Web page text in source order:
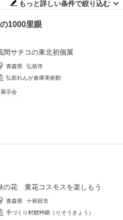
もっと詳しい条件で絞り込む
1000里眼
間サチコの東北初個展
青森県
弘前市
弘前れんが倉庫美術館
展示会
の花 黄花コスモスを楽しもう
青森県
十和田市
手づくり村鯉艸郷（りそうきょう）